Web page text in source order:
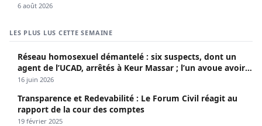
6 août 2026
LES PLUS LUS CETTE SEMAINE
Réseau homosexuel démantelé : six suspects, dont un
agent de l’UCAD, arrêtés à Keur Massar ; l’un avoue avoir
propagé le VIH depuis 2018
16 juin 2026
Transparence et Redevabilité : Le Forum Civil réagit au
rapport de la cour des comptes
19 février 2025